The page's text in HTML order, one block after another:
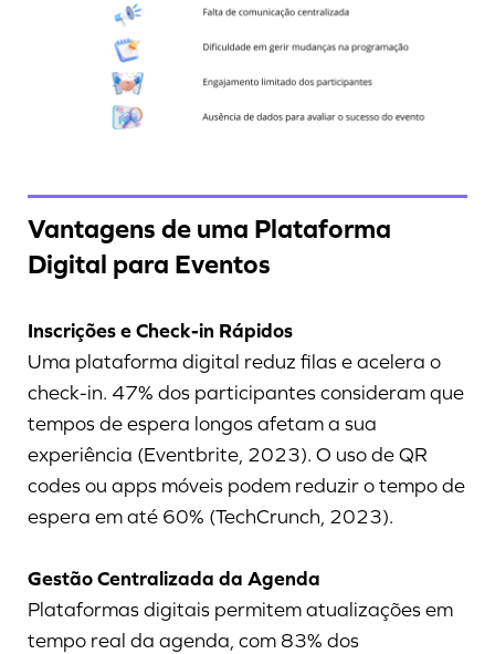
Vantagens de uma Plataforma
Digital para Eventos
Inscrições e Check-in Rápidos
Uma plataforma digital reduz filas e acelera o
check-in. 47% dos participantes consideram que
tempos de espera longos afetam a sua
experiência (Eventbrite, 2023). O uso de QR
codes ou apps móveis podem reduzir o tempo de
espera em até 60% (TechCrunch, 2023).
Gestão Centralizada da Agenda
Plataformas digitais permitem atualizações em
tempo real da agenda, com 83% dos